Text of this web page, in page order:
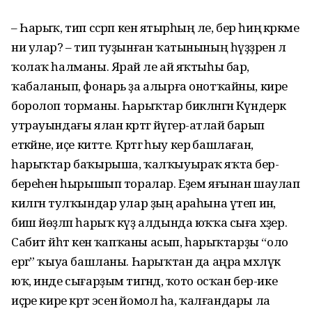
– Һарыҡ, тип сәсрәп кенә ятырһың әле, бер һиңә кәрәкме
ни улар? – тип туҙынған ҡатынының һүҙҙәренә лә
ҡолаҡ һалманы. Ярай әле ай яҡтыһы бар,
ҡабаланып, фонарь ҙа алырға онотҡайны, кире
боролоп торманы. Һарыҡтар бикләнгән Күндерәк
утрауындағы ялан кәртәгә йүгерә-атлай барып
еткәйне, иҫе китте. Кәртәгә һыу керә башлаған,
һарыҡтар баҡырыша, ҡалҡыуыраҡ яҡта бер-
береһенә һырышып торалар. Еҙем яғынан шаулап
килгән тулҡындар улар ҙың араһына үтеп инә,
биш йөҙләп һарыҡ күҙ алдында юҡҡа сыға хәҙер.
Сабит йәһәт кенә ҡапҡаны асып, һарыҡтарҙы “оло
ергә” ҡыуа башланы. Һарыҡтан да аңра мәхлүк
юҡ, инде сығарҙым тигәндә, ҡото осҡан бер-ике
иҫәре кире кәртә эсенә йомол һа, ҡалғандары ла